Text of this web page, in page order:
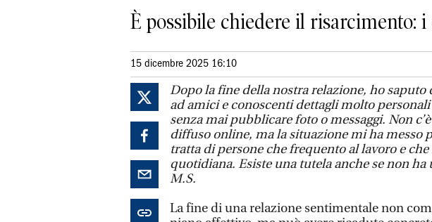
È possibile chiedere il risarcimento:
15 dicembre 2025 16:10
Dopo la fine della nostra relazione, ho saputo
ad amici e conoscenti dettagli molto
senza mai pubblicare foto o messaggi. Non
diffuso online, ma la situazione mi ha messo
tratta di persone che frequento al lavoro e
quotidiana. Esiste una tutela anche se non ha
M.S.
La fine di una relazione sentimentale non